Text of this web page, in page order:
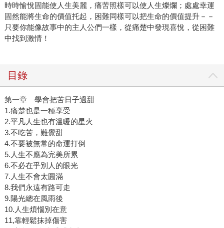
時時愉悅固能使人生美麗，痛苦照樣可以使人生燦爛；處處幸運
固然能將生命的價值托起，困難同樣可以把生命的價值提升－－
只要你能像故事中的主人公們一樣，從痛楚中發現喜悅，從困難
中找到激情！
目錄
第一章 學會把苦日子過甜
1.痛楚也是一種享受
2.平凡人生也有溫暖的星火
3.不吃苦，難覺甜
4.不要被無常的命運打倒
5.人生不應為完美所累
6.不必在乎別人的眼光
7.人生不會太圓滿
8.我們永遠有路可走
9.陽光總在風雨後
10.人生煩惱別在意
11,靠輕鬆抹掉傷害